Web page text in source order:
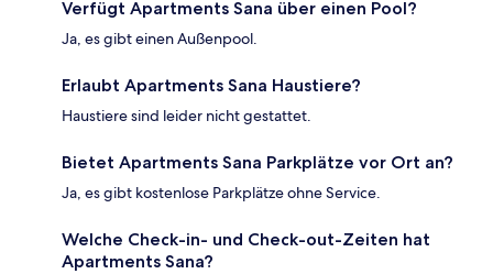
Verfügt Apartments Sana über einen Pool?
Ja, es gibt einen Außenpool.
Erlaubt Apartments Sana Haustiere?
Haustiere sind leider nicht gestattet.
Bietet Apartments Sana Parkplätze vor Ort an?
Ja, es gibt kostenlose Parkplätze ohne Service.
Welche Check-in- und Check-out-Zeiten hat
Apartments Sana?